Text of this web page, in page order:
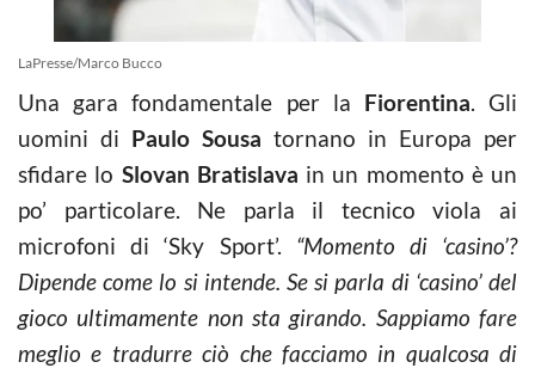
LaPresse/Marco Bucco
Una gara fondamentale per la Fiorentina. Gli
uomini di Paulo Sousa tornano in Europa per
sfidare lo Slovan Bratislava in un momento è un
po’ particolare. Ne parla il tecnico viola ai
microfoni di ‘Sky Sport’. “Momento di ‘casino’?
Dipende come lo si intende. Se si parla di ‘casino’ del
gioco ultimamente non sta girando. Sappiamo fare
meglio e tradurre ciò che facciamo in qualcosa di